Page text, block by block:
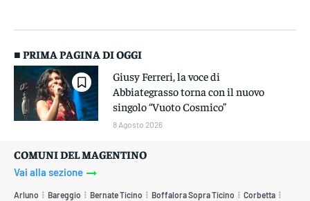
■ PRIMA PAGINA DI OGGI
Giusy Ferreri, la voce di
Abbiategrasso torna con il nuovo
singolo “Vuoto Cosmico”
8 Agosto 2026
COMUNI DEL MAGENTINO
Vai alla sezione
Arluno Bareggio Bernate Ticino Boffalora Sopra Ticino Corbetta